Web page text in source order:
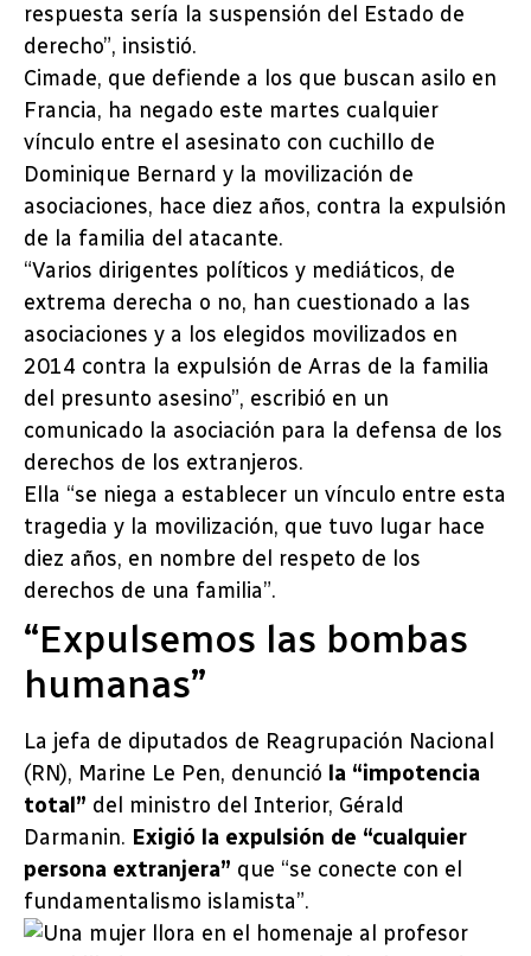
respuesta sería la suspensión del Estado de
derecho”, insistió.
Cimade, que defiende a los que buscan asilo en
Francia, ha negado este martes cualquier
vínculo entre el asesinato con cuchillo de
Dominique Bernard y la movilización de
asociaciones, hace diez años, contra la expulsión
de la familia del atacante.
“Varios dirigentes políticos y mediáticos, de
extrema derecha o no, han cuestionado a las
asociaciones y a los elegidos movilizados en
2014 contra la expulsión de Arras de la familia
del presunto asesino”, escribió en un
comunicado la asociación para la defensa de los
derechos de los extranjeros.
Ella “se niega a establecer un vínculo entre esta
tragedia y la movilización, que tuvo lugar hace
diez años, en nombre del respeto de los
derechos de una familia”.
“Expulsemos las bombas
humanas”
La jefa de diputados de Reagrupación Nacional
(RN), Marine Le Pen, denunció la “impotencia
total” del ministro del Interior, Gérald
Darmanin. Exigió la expulsión de “cualquier
persona extranjera” que “se conecte con el
fundamentalismo islamista”.